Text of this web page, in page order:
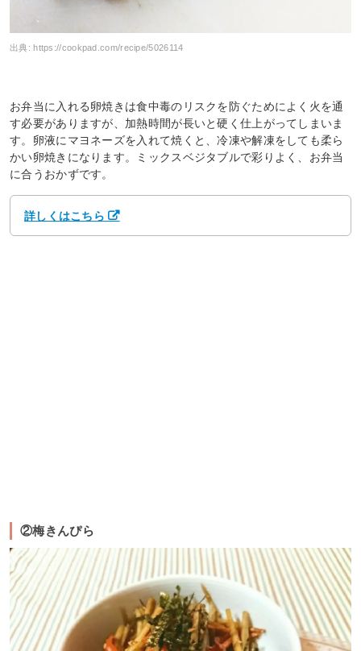
出典:https://cookpad.com/recipe/5026114
お弁当に入れる卵焼きは食中毒のリスクを防ぐためによく火を通
す必要がありますが、加熱時間が長いと硬く仕上がってしまいま
す。卵液にマヨネーズを入れて焼くと、冷凍や解凍をしても柔ら
かい卵焼きになります。ミックスベジタブルで彩りよく、お弁当
に合うおかずです。
詳しくはこちら
②梅きんぴら